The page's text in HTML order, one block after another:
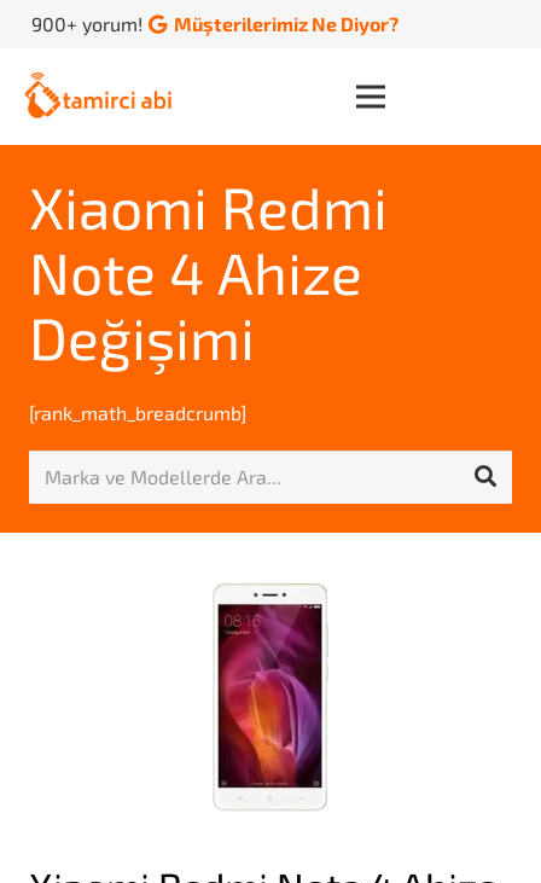
900+ yorum! Müşterilerimiz Ne Diyor?
Xiaomi Redmi
Note 4 Ahize
Değişimi
[rank_math_breadcrumb]